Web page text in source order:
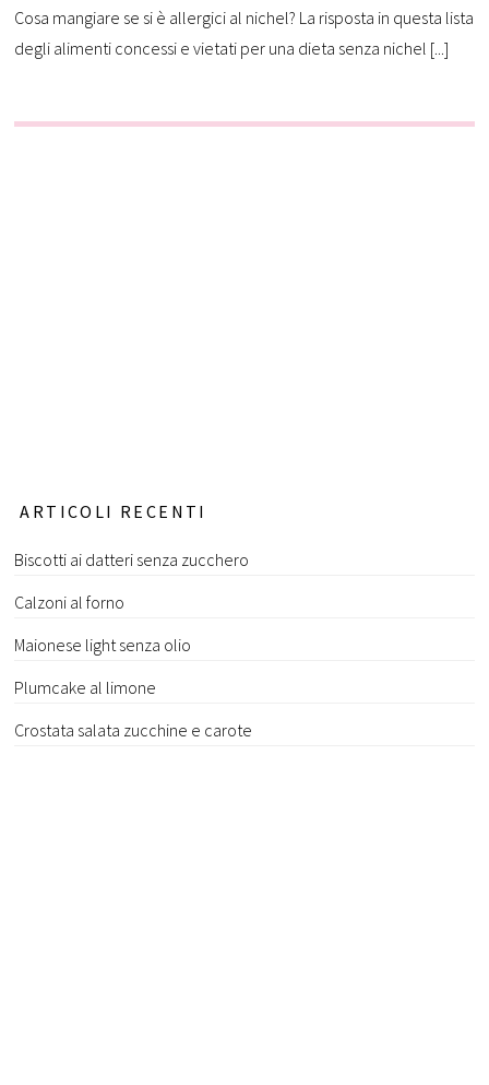
Cosa mangiare se si è allergici al nichel? La risposta in questa lista
degli alimenti concessi e vietati per una dieta senza nichel [...]
ARTICOLI RECENTI
Biscotti ai datteri senza zucchero
Calzoni al forno
Maionese light senza olio
Plumcake al limone
Crostata salata zucchine e carote